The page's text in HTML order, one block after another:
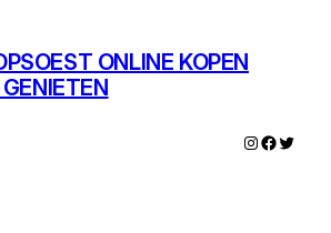
ONLINE KOPEN
Instagram
Twitter